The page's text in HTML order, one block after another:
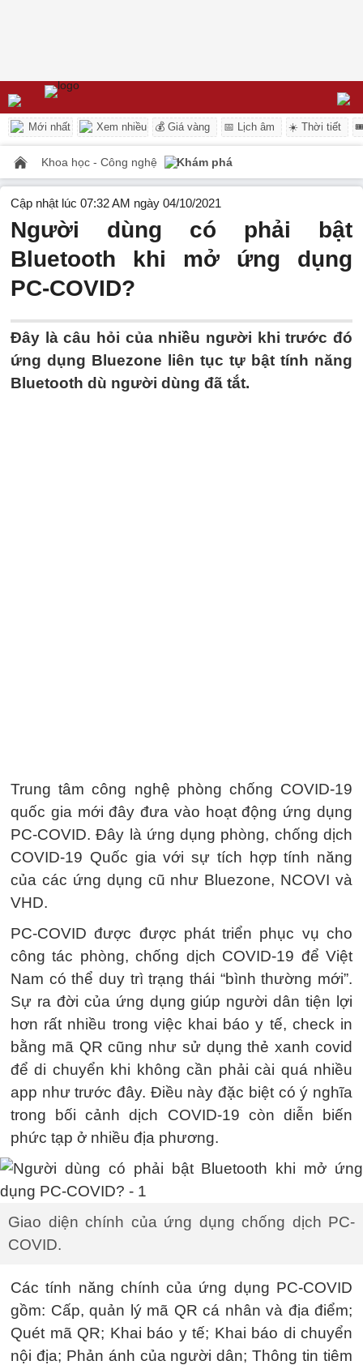
Mới nhất Xem nhiều 💰 Giá vàng 📅 Lịch âm ☀️ Thời tiết
Khoa học - Công nghệ Khám phá
Cập nhật lúc 07:32 AM ngày 04/10/2021
Người dùng có phải bật
Bluetooth khi mở ứng dụng
PC-COVID?
Đây là câu hỏi của nhiều người khi trước đó
ứng dụng Bluezone liên tục tự bật tính năng
Bluetooth dù người dùng đã tắt.
Trung tâm công nghệ phòng chống COVID-19
quốc gia mới đây đưa vào hoạt động ứng dụng
PC-COVID. Đây là ứng dụng phòng, chống dịch
COVID-19 Quốc gia với sự tích hợp tính năng
của các ứng dụng cũ như Bluezone, NCOVI và
VHD.
PC-COVID được được phát triển phục vụ cho
công tác phòng, chống dịch COVID-19 để Việt
Nam có thể duy trì trạng thái “bình thường mới”.
Sự ra đời của ứng dụng giúp người dân tiện lợi
hơn rất nhiều trong việc khai báo y tế, check in
bằng mã QR cũng như sử dụng thẻ xanh covid
để di chuyển khi không cần phải cài quá nhiều
app như trước đây. Điều này đặc biệt có ý nghĩa
trong bối cảnh dịch COVID-19 còn diễn biến
phức tạp ở nhiều địa phương.
Giao diện chính của ứng dụng chống dịch PC-
COVID.
Các tính năng chính của ứng dụng PC-COVID
gồm: Cấp, quản lý mã QR cá nhân và địa điểm;
Quét mã QR; Khai báo y tế; Khai báo di chuyển
nội địa; Phản ánh của người dân; Thông tin tiêm